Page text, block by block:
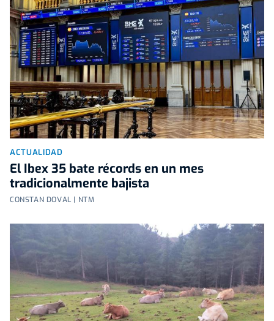
ACTUALIDAD
El Ibex 35 bate récords en un mes
tradicionalmente bajista
CONSTAN DOVAL | NTM